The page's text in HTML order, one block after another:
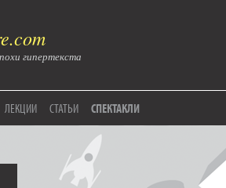
гипертекста
ЛЕКЦИИ СТАТЬИ СПЕКТАКЛИ